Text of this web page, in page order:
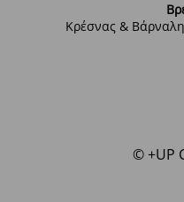
Κρέσνας &
© +UP